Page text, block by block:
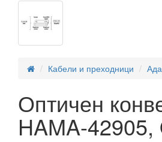
Кабели и преходници
Оптичен
HAMA-42905,